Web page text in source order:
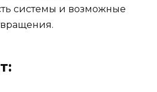
системы и возможные